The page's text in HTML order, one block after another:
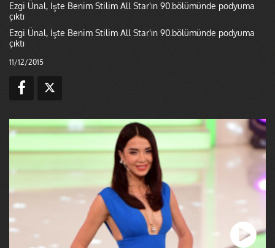
Ezgi Ünal, İşte Benim Stilim All Star'ın 90.bölümünde podyuma
çıktı
Ezgi Ünal, İşte Benim Stilim All Star'ın 90.bölümünde podyuma
çıktı
11/12/2015